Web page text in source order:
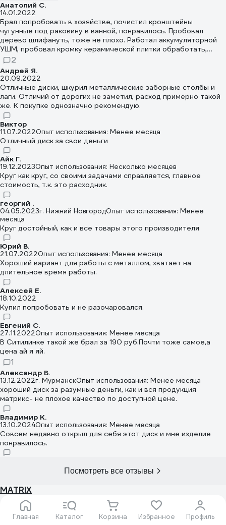
Главная Каталог Корзина Избранное Профиль
Анатолий С.
14.01.2022
Брал попробовать в хозяйстве, почистил кронштейны
чугунные под раковину в ванной, понравилось. Пробовал
дерево шлифануть, тоже не плохо. Работал аккумуляторной
УШМ, пробовал кромку керамической плитки обработать,
тоже справился. Полезный расходник в хозяйстве. Лепестки не
вылетали, как писали в других отзывах, но и нагрузку
критичную не давал, думаю при работе этим типом диска, не
стоит его перегружать как алмазный или абразивный-
отрезной/шлифовальный.
2
Андрей Я.
20.09.2022
Отличные диски, шкурил металлические заборные столбы и
лаги. Отличий от дорогих не заметил, расход примерно такой
же. К покупке однозначно рекомендую.
Виктор
11.07.2022Опыт использования: Менее месяца
Отличный диск за свои деньги
Айк Г.
19.12.2023Опыт использования: Несколько месяцев
Круг как круг, со своими задачами справляется, главное
стоимость, т.к. это расходник.
георгий .
04.05.2023г. Нижний НовгородОпыт использования: Менее
месяца
Круг достойный, как и все товары этого производителя
Юрий В.
21.07.2022Опыт использования: Менее месяца
Хороший вариант для работы с металлом, хватает на
длительное время работы.
Алексей Е.
18.10.2022
Купил попробовать и не разочаровался.
Евгений С.
27.11.2022Опыт использования: Менее месяца
В Ситилинке такой же брал за 190 руб.Почти тоже самое,а
цена ай я яй.
1
Александр В.
13.12.2022г. МурманскОпыт использования: Менее месяца
хороший диск за разумные деньги, как и вся продукция
матрикс- не плохое качество по доступной цене.
Владимир К.
13.10.2024Опыт использования: Менее месяца
Совсем недавно открыл для себя этот диск и мне изделие
понравилось.
Посмотреть все отзывы
MATRIX
Все товары бренда